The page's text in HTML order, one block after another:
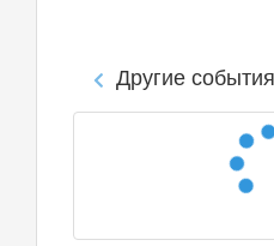
Другие